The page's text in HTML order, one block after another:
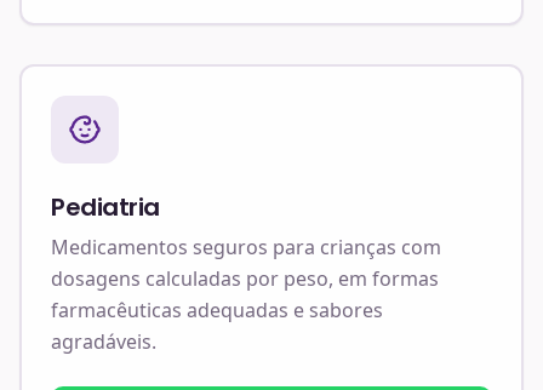
Pediatria
Medicamentos seguros para crianças com
dosagens calculadas por peso, em formas
farmacêuticas adequadas e sabores
agradáveis.